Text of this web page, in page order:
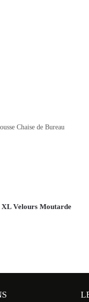
Chaise de Bureau
XL Velours Moutarde